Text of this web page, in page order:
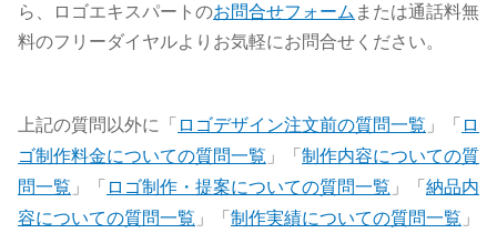
ら、ロゴエキスパートのお問合せフォーム または通話料無
料のフリーダイヤルよりお気軽にお問合せください。
上記の質問以外に「 ロゴデザイン注文前の質問一覧 」「 ロ
ゴ制作料金についての質問一覧 」「 制作内容についての質
問一覧 」「 ロゴ制作・提案についての質問一覧 」「 納品内
容についての質問一覧 」「 制作実績についての質問一覧 」